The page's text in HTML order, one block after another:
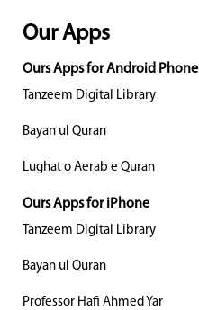
Our Apps
Ours Apps for Android Phone
Tanzeem Digital Library
Bayan ul Quran
Lughat o Aerab e Quran
Ours Apps for iPhone
Tanzeem Digital Library
Bayan ul Quran
Professor Hafi Ahmed Yar